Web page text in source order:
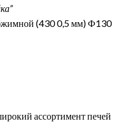
(430 0,5 мм) Ф130
ассортимент печей